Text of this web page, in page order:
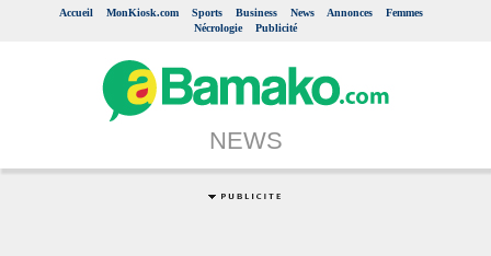
Accueil MonKiosk.com Sports Business News Annonces
Femmes
Nécrologie
Publicité
NEWS